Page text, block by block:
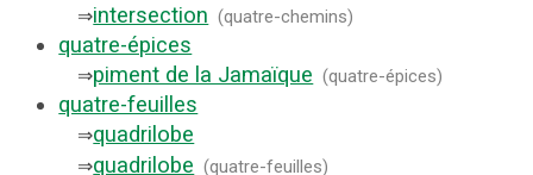
⇒intersection (quatre-chemins)
quatre-épices
⇒piment de la Jamaïque (quatre-épices)
quatre-feuilles
⇒quadrilobe
⇒quadrilobe (quatre-feuilles)